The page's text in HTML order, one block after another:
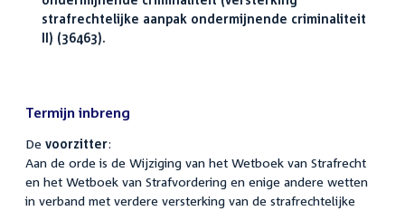
strafrechtelijke aanpak ondermijnende criminaliteit
II) (36463).
Termijn inbreng
De voorzitter:
Aan de orde is de Wijziging van het Wetboek van Strafrecht
en het Wetboek van Strafvordering en enige andere wetten
in verband met verdere versterking van de strafrechtelijke